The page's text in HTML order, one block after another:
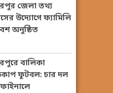
জেলা তথ্য
উদ্যোগে ফ্যামিলি
অনুষ্ঠিত
বালিকা
ফুটবল: চার দল